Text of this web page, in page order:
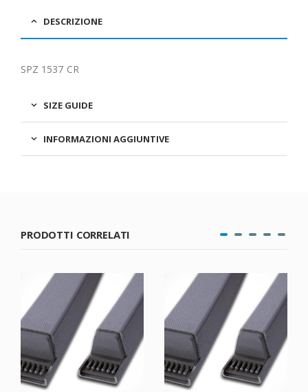
DESCRIZIONE
SPZ 1537 CR
SIZE GUIDE
INFORMAZIONI AGGIUNTIVE
PRODOTTI CORRELATI